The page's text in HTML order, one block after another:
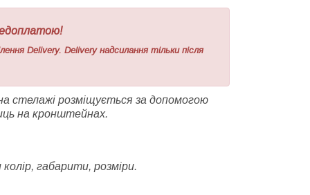
Delivery. Delivery надсилання тільки після
стелажі розміщується за допомогою
на кронштейнах.
габарити, розміри.